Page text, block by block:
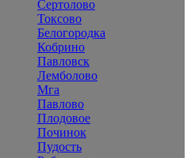
Сертолово
Токсово
Белогородка
Кобрино
Павловск
Лемболово
Мга
Павлово
Плодовое
Починок
Пудость